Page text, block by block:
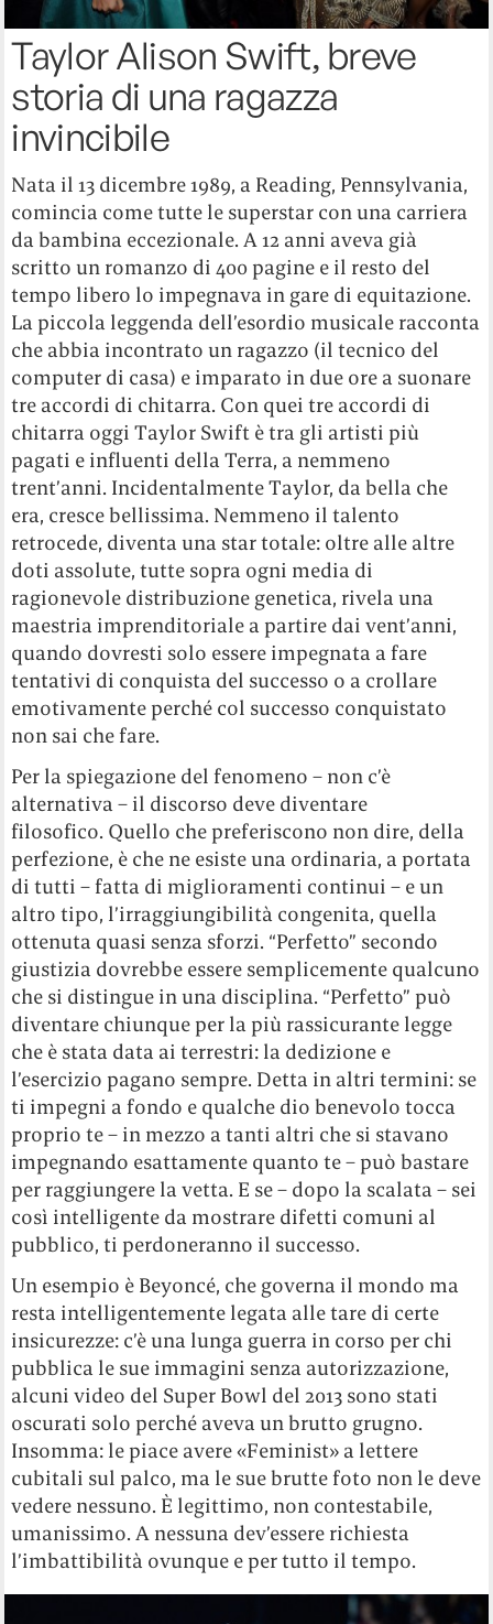
Taylor Alison Swift, breve
storia di una ragazza
invincibile
Nata il 13 dicembre 1989, a Reading, Pennsylvania,
comincia come tutte le superstar con una carriera
da bambina eccezionale. A 12 anni aveva già
scritto un romanzo di 400 pagine e il resto del
tempo libero lo impegnava in gare di equitazione.
La piccola leggenda dell’esordio musicale racconta
che abbia incontrato un ragazzo (il tecnico del
computer di casa) e imparato in due ore a suonare
tre accordi di chitarra. Con quei tre accordi di
chitarra oggi Taylor Swift è tra gli artisti più
pagati e influenti della Terra, a nemmeno
trent’anni. Incidentalmente Taylor, da bella che
era, cresce bellissima. Nemmeno il talento
retrocede, diventa una star totale: oltre alle altre
doti assolute, tutte sopra ogni media di
ragionevole distribuzione genetica, rivela una
maestria imprenditoriale a partire dai vent’anni,
quando dovresti solo essere impegnata a fare
tentativi di conquista del successo o a crollare
emotivamente perché col successo conquistato
non sai che fare.
Per la spiegazione del fenomeno – non c’è
alternativa – il discorso deve diventare
filosofico. Quello che preferiscono non dire, della
perfezione, è che ne esiste una ordinaria, a portata
di tutti – fatta di miglioramenti continui – e un
altro tipo, l’irraggiungibilità congenita, quella
ottenuta quasi senza sforzi. “Perfetto” secondo
giustizia dovrebbe essere semplicemente qualcuno
che si distingue in una disciplina. “Perfetto” può
diventare chiunque per la più rassicurante legge
che è stata data ai terrestri: la dedizione e
l’esercizio pagano sempre. Detta in altri termini: se
ti impegni a fondo e qualche dio benevolo tocca
proprio te – in mezzo a tanti altri che si stavano
impegnando esattamente quanto te – può bastare
per raggiungere la vetta. E se – dopo la scalata – sei
così intelligente da mostrare difetti comuni al
pubblico, ti perdoneranno il successo.
Un esempio è Beyoncé, che governa il mondo ma
resta intelligentemente legata alle tare di certe
insicurezze: c’è una lunga guerra in corso per chi
pubblica le sue immagini senza autorizzazione,
alcuni video del Super Bowl del 2013 sono stati
oscurati solo perché aveva un brutto grugno.
Insomma: le piace avere «Feminist» a lettere
cubitali sul palco, ma le sue brutte foto non le deve
vedere nessuno. È legittimo, non contestabile,
umanissimo. A nessuna dev’essere richiesta
l’imbattibilità ovunque e per tutto il tempo.